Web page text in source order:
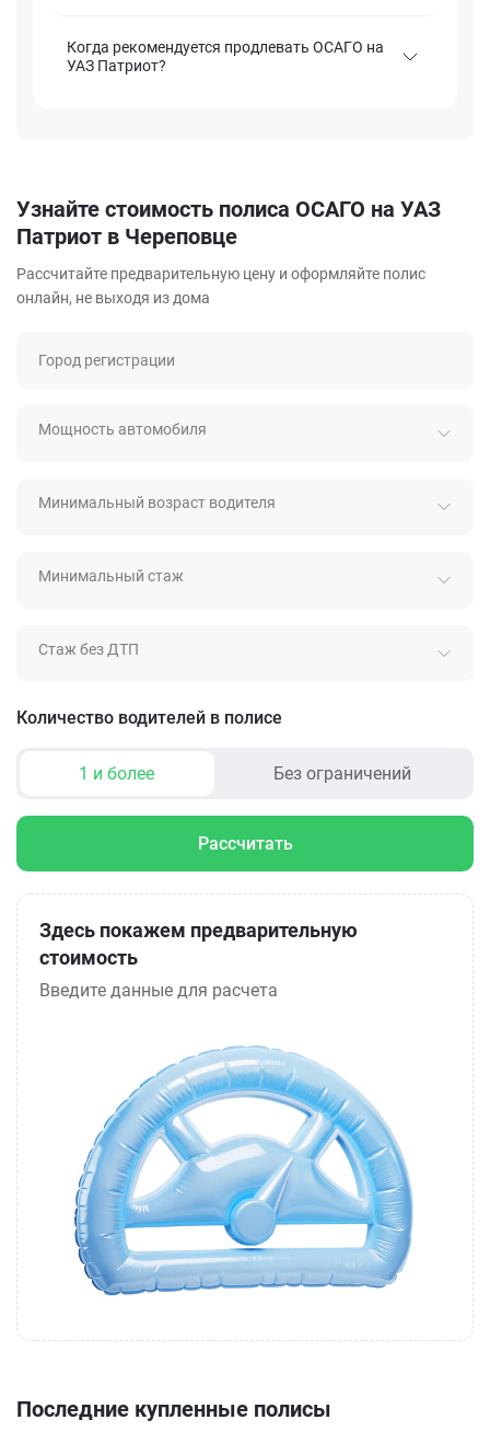
Когда рекомендуется продлевать ОСАГО на
УАЗ Патриот?
Узнайте стоимость полиса ОСАГО на УАЗ
Патриот в Череповце
Рассчитайте предварительную цену и оформляйте полис
онлайн, не выходя из дома
Город регистрации
Мощность автомобиля
Минимальный возраст водителя
Минимальный стаж
Стаж без ДТП
Количество водителей в полисе
1 и более Без ограничений
Рассчитать
Здесь покажем предварительную
стоимость
Введите данные для расчета
Последние купленные полисы